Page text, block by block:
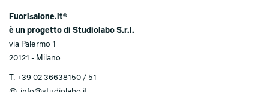
Fuorisalone.it®
è un progetto di Studiolabo S.r.l.
via Palermo 1
20121 - Milano
T. +39 02 36638150 / 51